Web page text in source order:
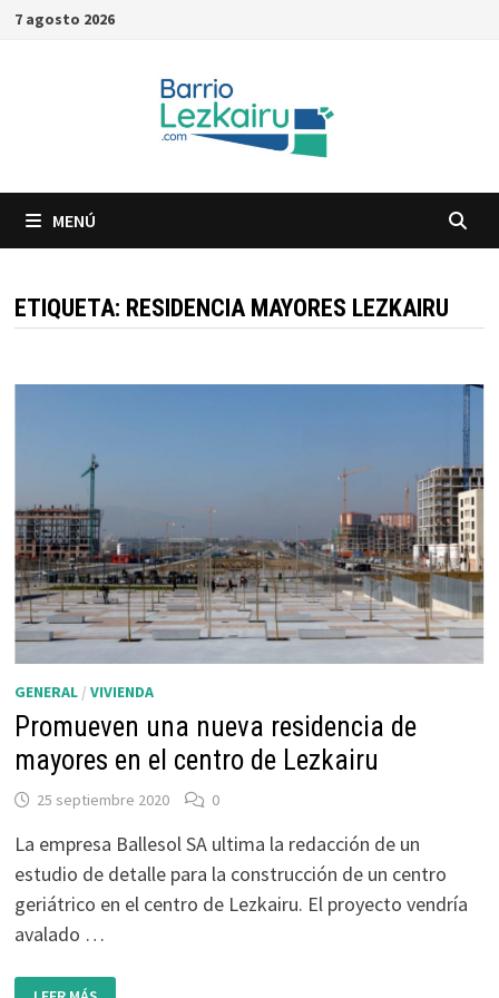
Saltar
7 agosto 2026
MENÚ
ETIQUETA: RESIDENCIA MAYORES LEZKAIRU
GENERAL/ VIVIENDA
Promueven una nueva residencia de
mayores en el centro de Lezkairu
25 septiembre 2020 0
La empresa Ballesol SA ultima la redacción de un
estudio de detalle para la construcción de un centro
geriátrico en el centro de Lezkairu. El proyecto vendría
avalado …
PROMUEVEN